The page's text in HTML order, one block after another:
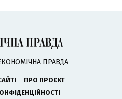
ПРАВДА
ПРО ПРОЄКТ